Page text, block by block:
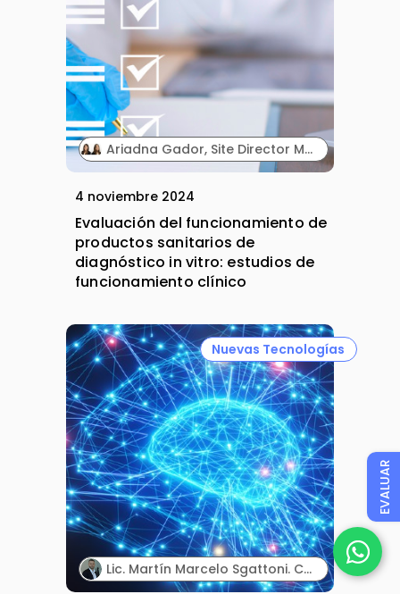
Ariadna Gador, Site Director Madrid. Laura Martinez, Clinical Study Manager & Team Lead, Global Talent Center. NAMSA.
4 noviembre 2024
Evaluación del funcionamiento de
productos sanitarios de
diagnóstico in vitro: estudios de
funcionamiento clínico
Nuevas Tecnologías
Lic. Martín Marcelo Sgattoni. CEO. idealsur.com
EVALUAR